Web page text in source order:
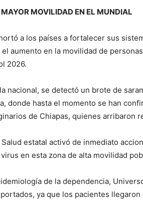
MOVILIDAD EN EL MUNDIAL
a los países a fortalecer sus
aumento en la movilidad de
2026.
nacional, se detectó un brote de
donde hasta el momento se han
de Chiapas, quienes arribaron
estatal activó de inmediato
en esta zona de alta movilidad
de la dependencia,
ya que los pacientes